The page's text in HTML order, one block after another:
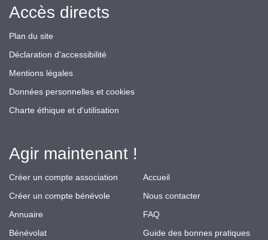
Accès directs
Plan du site
Déclaration d’accessibilité
Mentions légales
Données personnelles et cookies
Charte éthique et d'utilisation
Agir maintenant !
Créer un compte association
Créer un compte bénévole
Annuaire
Bénévolat
Accueil
Nous contacter
FAQ
Guide des bonnes pratiques